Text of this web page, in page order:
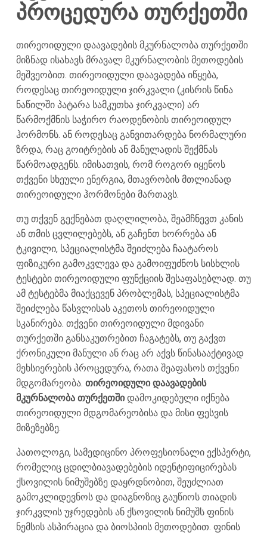
პროცედურა თურქეთში
თირეოიდული დაავადების მკურნალობა თურქეთში
მიზნად ისახავს მრავალ მკურნალობის მეთოდების
მეშვეობით. თირეოიდული დაავადება იწყება,
როდესაც თირეოიდული ჯირკვალი (კისრის წინა
ნაწილში პატარა სამკუთხა ჯირკვალი) არ
წარმოქმნის საჭირო რაოდენობის თირეოიდულ
ჰორმონს. ან როდესაც განვითარდება ნორმალური
ზრდა, რაც გოიტრების ან მანულადის შექმნას
წარმოადგენს. იმისათვის, რომ როგორ იყენოს
თქვენი სხეული ენერგია, მთავრობის მთლიანად
თირეოიდული ჰორმონები მართავს.
თუ თქვენ გექნებათ დაღლილობა, შეამჩნევთ კანის
ან თმის ცვლილებებს, ან გაჩენთ ხორრება ან
ტკივილი, სპეციალისტმა შეიძლება ჩაატაროს
ფიზიკური გამოკვლევა და გამოიფუძნოს სისხლის
ტესტები თირეოიდული ფუნქციის შესაფასებლად. თუ
ამ ტესტებმა მიაქცევენ პრობლემას, სპეციალისტმა
შეიძლება წასვლისას აკეთოს თირეოიდული
სკანირება. თქვენი თირეოიდული მდივანი
თურქეთში განსაკუთრებით ჩაგატებს, თუ გაქვთ
ქრონიკული მანული ან რაც არ აქვს წინასააქტივად
მეხსიერების პროცედურა, რათა შეაფასოს თქვენი
მდგომარეობა. თირეოიდული დაავადების
მკურნალობა თურქეთშიდამოკიდებული იქნება
თირეოიდული მდგომარეობისა და მისი ფესვის
მიზეზებზე.
პათოლოგი, სამედიცინო პროფესიონალი ექსპერტი,
რომელიც ცდილბიავადებების იდენტიფიცირებას
ქსოვილის ნიმუშებზე დაყრდნობით, შეუძლიათ
გამოკლიდევნოს და დიაგნოზიც გაუწიოს თიადის
ჯირკვლის უჯრედების ან ქსოვილის ნიმუშს ფინის
ნემსის ასპირაცია და ბიოსპიის მეთოდებით. ფინის